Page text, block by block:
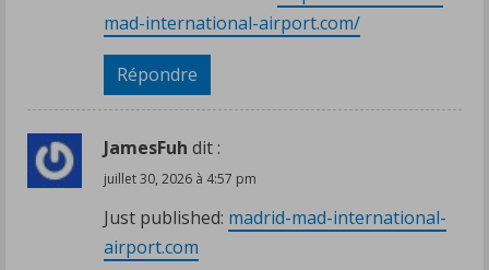
mad-international-airport.com/
Répondre
JamesFuh dit :
juillet 30, 2026 à 4:57 pm
Just published: madrid-mad-international-
airport.com